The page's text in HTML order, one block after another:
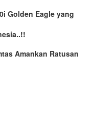
Golden Eagle yang
Amankan Ratusan